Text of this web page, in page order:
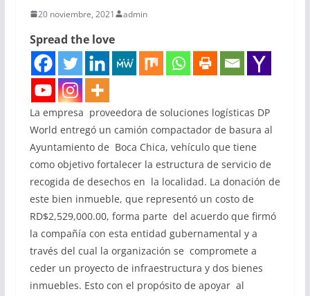
20 noviembre, 2021 admin
Spread the love
La empresa proveedora de soluciones logísticas DP
World entregó un camión compactador de basura al
Ayuntamiento de Boca Chica, vehículo que tiene
como objetivo fortalecer la estructura de servicio de
recogida de desechos en la localidad. La donación de
este bien inmueble, que representó un costo de
RD$2,529,000.00, forma parte del acuerdo que firmó
la compañía con esta entidad gubernamental y a
través del cual la organización se compromete a
ceder un proyecto de infraestructura y dos bienes
inmuebles. Esto con el propósito de apoyar al